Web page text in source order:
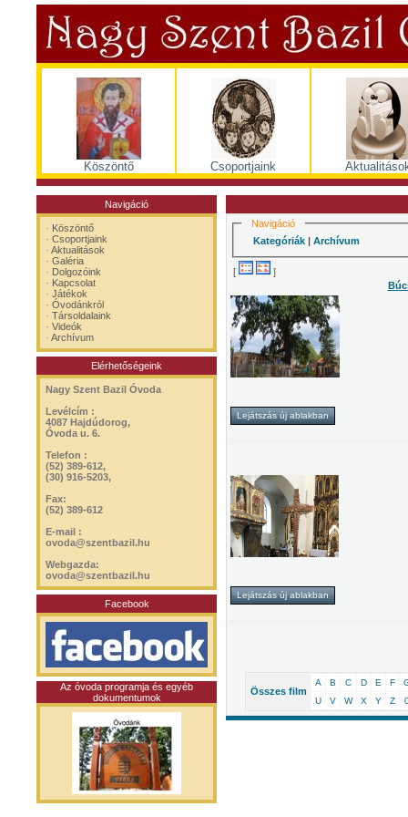
Köszöntő Csoportjaink
Navigáció
· Köszöntő
· Csoportjaink
· Aktualitások
· Galéria
· Dolgozóink
· Kapcsolat
· Játékok
· Óvodánkról
· Társoldalaink
· Videók
· Archívum
Elérhetőségeink
Nagy Szent Bazil Óvoda
Levélcím :
4087 Hajdúdorog,
Óvoda u. 6.
Telefon :
(52) 389-612,
(30) 916-5203,
Fax:
(52) 389-612
E-mail :
ovoda@szentbazil.hu
Webgazda:
ovoda@szentbazil.hu
Facebook
Az óvoda programja és egyéb
dokumentumok
Navigáció
Kategóriák| Archívum
[
]
Összes film
A B C D E F
U
V W X Y Z